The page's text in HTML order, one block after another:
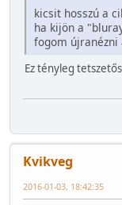
kicsit hosszú a
ha kijön a
fogom újranézni
Ez tényleg
Kvikveg
2016-01-03, 18:42:35